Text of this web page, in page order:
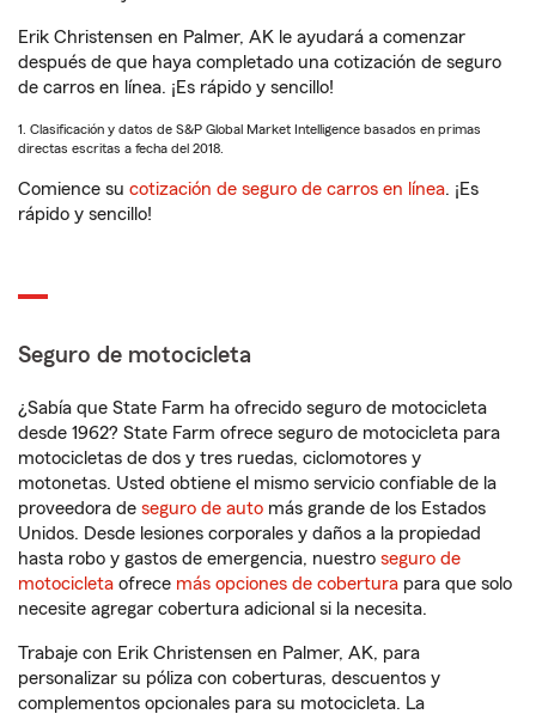
Erik Christensen en Palmer, AK le ayudará a comenzar
después de que haya completado una cotización de seguro
de carros en línea. ¡Es rápido y sencillo!
1. Clasificación y datos de S&P Global Market Intelligence basados en primas
directas escritas a fecha del 2018.
Comience su cotización de seguro de carros en línea. ¡Es
rápido y sencillo!
Seguro de motocicleta
¿Sabía que State Farm ha ofrecido seguro de motocicleta
desde 1962? State Farm ofrece seguro de motocicleta para
motocicletas de dos y tres ruedas, ciclomotores y
motonetas. Usted obtiene el mismo servicio confiable de la
proveedora de seguro de auto más grande de los Estados
Unidos. Desde lesiones corporales y daños a la propiedad
hasta robo y gastos de emergencia, nuestro seguro de
motocicleta ofrece más opciones de cobertura para que solo
necesite agregar cobertura adicional si la necesita.
Trabaje con Erik Christensen en Palmer, AK, para
personalizar su póliza con coberturas, descuentos y
complementos opcionales para su motocicleta. La